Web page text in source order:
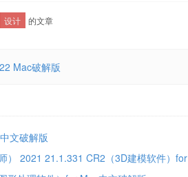
设计 的文章
Mac破解版
文破解版
） 2021 21.1.331 CR2（3D建模软件）for